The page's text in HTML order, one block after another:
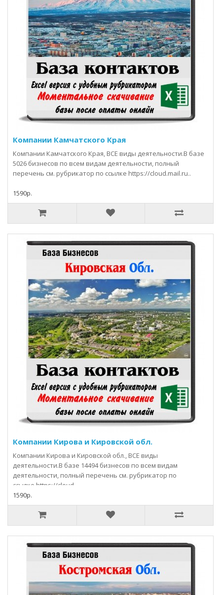
Компании Камчатского Края
Компании Камчатского Края, ВСЕ виды деятельности.В базе
5026 бизнесов по всем видам деятельности, полный
перечень см. рубрикатор по ссылке https://cloud.mail.ru..
1590р.
Компании Кирова и Кировской обл.
Компании Кирова и Кировской обл., ВСЕ виды
деятельности.В базе 14494 бизнесов по всем видам
деятельности, полный перечень см. рубрикатор по
ссылке https://cloud..
1590р.